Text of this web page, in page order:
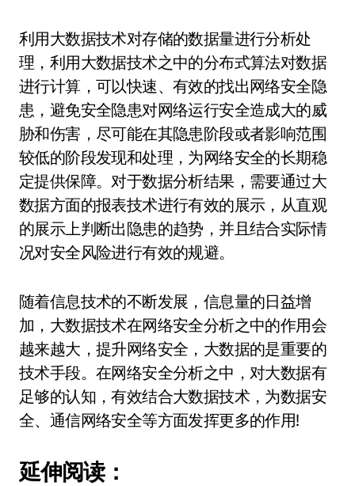
利用大数据技术对存储的数据量进行分析处
理，利用大数据技术之中的分布式算法对数据
进行计算，可以快速、有效的找出网络安全隐
患，避免安全隐患对网络运行安全造成大的威
胁和伤害，尽可能在其隐患阶段或者影响范围
较低的阶段发现和处理，为网络安全的长期稳
定提供保障。对于数据分析结果，需要通过大
数据方面的报表技术进行有效的展示，从直观
的展示上判断出隐患的趋势，并且结合实际情
况对安全风险进行有效的规避。
随着信息技术的不断发展，信息量的日益增
加，大数据技术在网络安全分析之中的作用会
越来越大，提升网络安全，大数据的是重要的
技术手段。在网络安全分析之中，对大数据有
足够的认知，有效结合大数据技术，为数据安
全、通信网络安全等方面发挥更多的作用!
延伸阅读：